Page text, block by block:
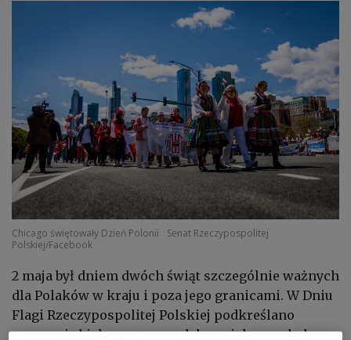
Chicago świętowały Dzień Polonii
Senat Rzeczypospolitej
Polskiej/Facebook
2 maja był dniem dwóch świąt szczególnie ważnych
dla Polaków w kraju i poza jego granicami. W Dniu
Flagi Rzeczypospolitej Polskiej podkreślano
znaczenie biało-czerwonych barw jako symbolu